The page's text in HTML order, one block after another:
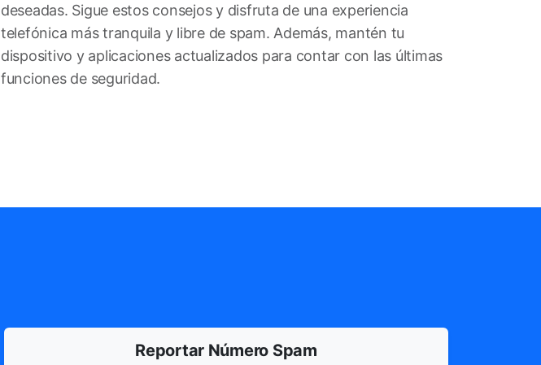
deseadas. Sigue estos consejos y disfruta de una experiencia
telefónica más tranquila y libre de spam. Además, mantén tu
dispositivo y aplicaciones actualizados para contar con las últimas
funciones de seguridad.
Reportar Número Spam